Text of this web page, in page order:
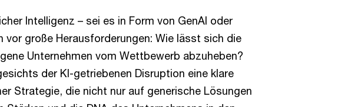
Intelligenz – sei es in Form von GenAI oder
vor große Herausforderungen: Wie lässt sich die
Unternehmen vom Wettbewerb abzuheben?
der KI-getriebenen Disruption eine klare
Strategie, die nicht nur auf generische Lösungen